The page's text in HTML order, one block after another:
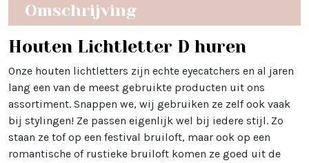
Omschrijving
Houten Lichtletter D huren
Onze houten lichtletters zijn echte eyecatchers en al jaren
lang een van de meest gebruikte producten uit ons
assortiment. Snappen we, wij gebruiken ze zelf ook vaak
bij stylingen! Ze passen eigenlijk wel bij iedere stijl. Zo
staan ze tof op een festival bruiloft, maar ook op een
romantische of rustieke bruiloft komen ze goed uit de